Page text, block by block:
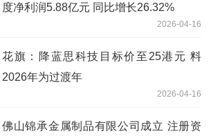
度净利润5.88亿元 同比增长26.32%
2026-04-16
花旗：降蓝思科技目标价至25港元 料
2026年为过渡年
2026-04-16
佛山锦承金属制品有限公司成立 注册资